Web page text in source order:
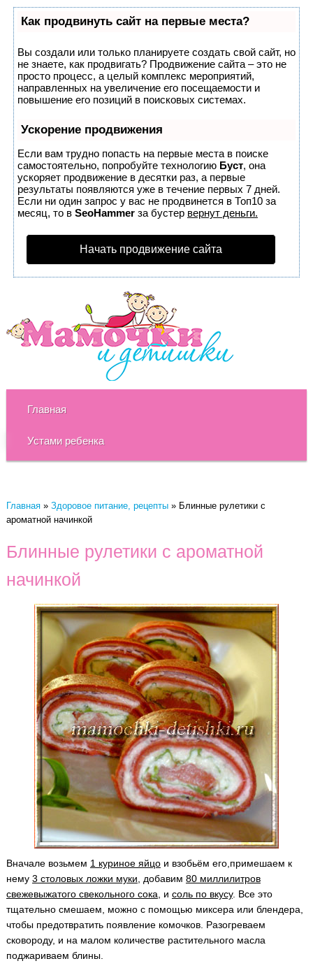
Как продвинуть сайт на первые места?
Вы создали или только планируете создать свой сайт, но
не знаете, как продвигать? Продвижение сайта – это не
просто процесс, а целый комплекс мероприятий,
направленных на увеличение его посещаемости и
повышение его позиций в поисковых системах.
Ускорение продвижения
Если вам трудно попасть на первые места в поиске
самостоятельно, попробуйте технологию Буст, она
ускоряет продвижение в десятки раз, а первые
результаты появляются уже в течение первых 7 дней.
Если ни один запрос у вас не продвинется в Топ10 за
месяц, то в SeoHammerза бустер вернут деньги.
Начать продвижение сайта
Главная
Устами ребенка
Главная» Здоровое питание, рецепты» Блинные рулетики с
ароматной начинкой
Блинные рулетики с ароматной
начинкой
Вначале возьмем 1 куриное яйцои взобьём его,примешаем к
нему 3 столовых ложки муки , добавим 80 миллилитров
свежевыжатого свекольного сока , и соль по вкусу. Все это
тщательно смешаем, можно с помощью миксера или блендера,
чтобы предотвратить появление комочков. Разогреваем
сковороду, и на малом количестве растительного масла
поджариваем блины.